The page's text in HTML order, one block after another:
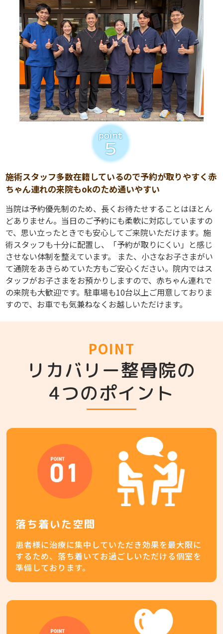
施術スタッフ多数在籍しているので予約が取りやすく赤
ちゃん連れの来院もokのため通いやすい
当院は予約優先制のため、長くお待たせすることはほとん
どありません。当日のご予約にも柔軟に対応していますの
で、思い立ったときでも安心してご来院いただけます。施
術スタッフも十分に配置し、「予約が取りにくい」と感じ
させない体制を整えています。 また、小さなお子さまがい
て通院をあきらめていた方もご安心ください。院内ではス
タッフがお子さまをお預かりしますので、赤ちゃん連れで
の来院も大歓迎です。駐車場も10台以上ご用意しておりま
すので、お車でも気兼ねなくお越しいただけます。
POINT
リカバリー整骨院の
4つのポイント
落ち着いた空間
患者様に治療に集中していただき効果を最大限に
するため、落ち着いてお過ごしいただける個室を
準備しております。